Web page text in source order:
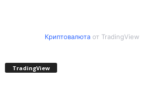
Криптовалютаот TradingView
TradingView